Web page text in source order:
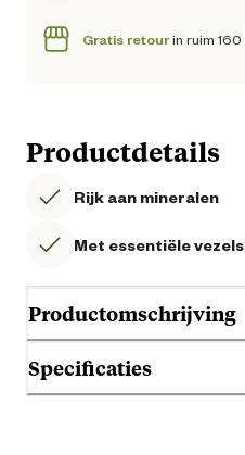
Gratis retourin ruim 160
Productdetails
Rijk aan mineralen
Met essentiële
Productomschrijving
Specificaties